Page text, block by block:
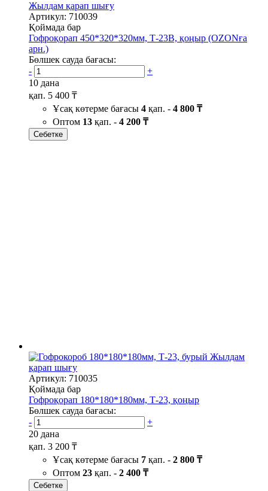
Жылдам қарап шығу
Артикул: 710039
Қоймада бар
Гофроқорап 450*320*320мм, Т-23В, қоңыр (OZONға
арн.)
Бөлшек сауда бағасы:
-
+
10 дана
қап. 5 400 ₸
Ұсақ көтерме бағасы 4 қап. - 4 800 ₸
Оптом 13 қап. - 4 200 ₸
Себетке
Жылдам
қарап шығу
Артикул: 710035
Қоймада бар
Гофроқорап 180*180*180мм, Т-23, қоңыр
Бөлшек сауда бағасы:
-
+
20 дана
қап. 3 200 ₸
Ұсақ көтерме бағасы 7 қап. - 2 800 ₸
Оптом 23 қап. - 2 400 ₸
Себетке